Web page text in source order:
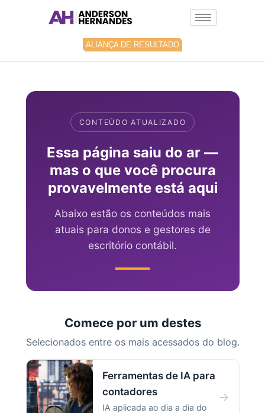
ALIANÇA DE RESULTADO
CONTEÚDO ATUALIZADO
Essa página saiu do ar —
mas o que você procura
provavelmente está aqui
Abaixo estão os conteúdos mais
atuais para donos e gestores de
escritório contábil.
Comece por um destes
Selecionados entre os mais acessados do blog.
Ferramentas de IA para
contadores
IA aplicada ao dia a dia do
→